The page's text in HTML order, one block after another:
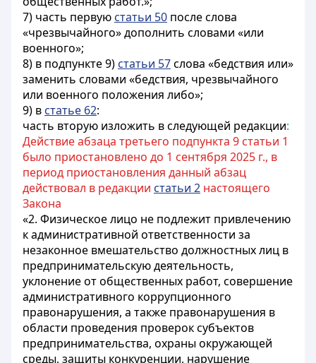
7) часть первую статьи 50 после слова
«чрезвычайного» дополнить словами «или
военного»;
8) в подпункте 9) статьи 57слова «бедствия или»
заменить словами «бедствия, чрезвычайного
или военного положения либо»;
9) в статье 62:
часть вторую изложить в следующей редакции:
Действие абзаца третьего подпункта 9 статьи 1
было приостановлено до 1 сентября 2025 г., в
период приостановления данный абзац
действовал в редакции статьи 2 настоящего
Закона
«2. Физическое лицо не подлежит привлечению
к административной ответственности за
незаконное вмешательство должностных лиц в
предпринимательскую деятельность,
уклонение от общественных работ, совершение
административного коррупционного
правонарушения, а также правонарушения в
области проведения проверок субъектов
предпринимательства, охраны окружающей
среды, защиты конкуренции, нарушение